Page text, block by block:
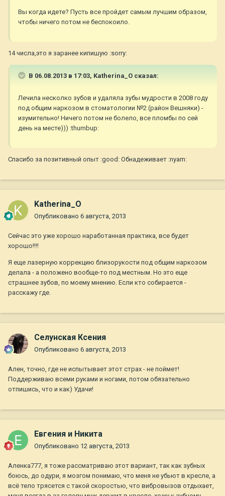
Вы когда идете? Пусть все пройдет самым лучшим образом,
чтобы ничего потом не беспокоило.
14 числа,это я заранее кипишую :sorry:
В 06.08.2013 в 17:03, Katherina_O сказал:
Лечила несколко зубов и удаляла зубы мудрости в 2008 году
под общим наркозом в стоматологии №2 (район Вешняки) -
изумительно! Ничего потом не болело, все пломбы по сей
день на месте))) :thumbup:
Спасибо за позитивный опыт :good: Обнадеживает :nyam:
Katherina_O
Опубликовано 6 августа, 2013
Сейчас это уже хорошо наработанная практика, все будет
хорошо!!!!
Я еще лазерную коррекцию близорукости под общим наркозом
делала - а положено вообще-то под местным. Но это еще
страшнее зубов, по моему мнению. Если кто собирается -
расскажу где.
Селунская Ксения
Опубликовано 6 августа, 2013
Ален, точно, где не испытывает этот страх - не поймет!
Поддерживаю всеми руками и ногами, потом обязательно
отпишись, что и как) Удачи!
Евгения и Никита
Опубликовано 12 августа, 2013
Аленка777, я тоже рассматриваю этот вариант, так как зубных
боюсь, до одури, я мозгом понимаю, что меня не убьют в кресле, а
всё тело трясется с такой скоростью, что вибровызов отдыхает,